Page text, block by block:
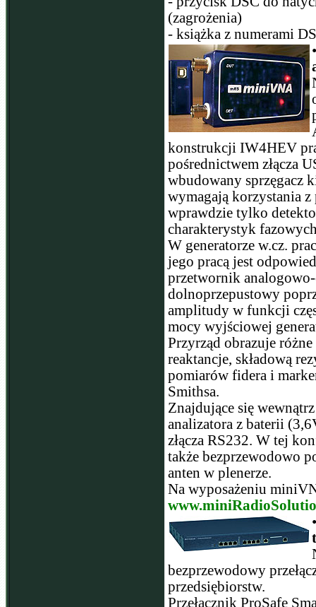
(zagrożenia)
- książka z numerami
konstrukcji IW4HEV
pośrednictwem złącza
wbudowany sprzęgacz
wymagają korzystania
wprawdzie tylko
charakterystyk
W generatorze w.cz.
jego pracą jest
przetwornik
dolnoprzepustowy
amplitudy w funkcji
mocy wyjściowej
Przyrząd obrazuje
reaktancje, składową
pomiarów fidera i
Smithsa.
Znajdujące się
analizatora z baterii
złącza RS232. W tej
także bezprzewodowo
anten w plenerze.
Na wyposażeniu
bezprzewodowy
przedsiębiorstw.
Przełącznik ProSafe